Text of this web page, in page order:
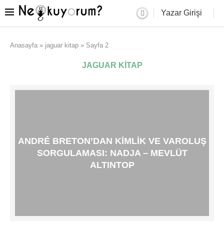
Yazar Girişi
Anasayfa » jaguar kitap » Sayfa 2
JAGUAR KITAP
ANDRÉ BRETON’DAN KIMLIK VE VAROLUŞ
SORGULAMASI: NADJA – MEVLÜT
ALTINTOP